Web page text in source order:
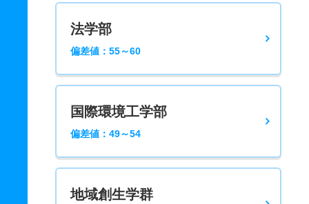
法学部
偏差値：55～60
国際環境工学部
偏差値：49～54
地域創生学群